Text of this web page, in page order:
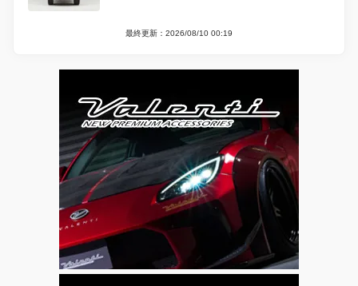
最終更新：2026/08/10 00:19